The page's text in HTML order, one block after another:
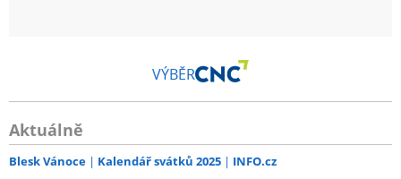
VÝBĚR
Aktuálně
Blesk Vánoce Kalendář svátků 2025 INFO.cz